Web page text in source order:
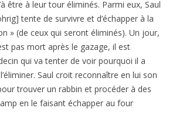
être à leur tour éliminés. Parmi eux, Saul
tente de survivre et d’échapper à la
» (de ceux qui seront éliminés). Un jour,
pas mort après le gazage, il est
qui va tenter de voir pourquoi il a
Saul croit reconnaître en lui son
trouver un rabbin et procéder à des
en le faisant échapper au four